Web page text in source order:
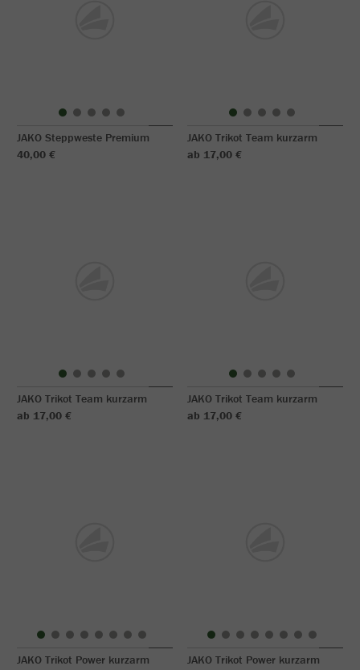
JAKO Steppweste Premium
40,00 €
JAKO Trikot Team kurzarm
ab 17,00 €
JAKO Trikot Team kurzarm
ab 17,00 €
JAKO Trikot Team kurzarm
ab 17,00 €
JAKO Trikot Power kurzarm
JAKO Trikot Power kurzarm